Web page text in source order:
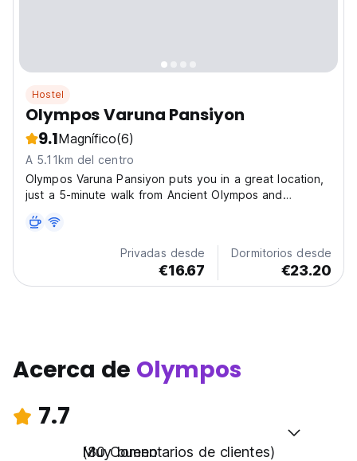
Hostel
Olympos Varuna Pansiyon
9.1Magnífico(6)
A 5.11km del centro
Olympos Varuna Pansiyon puts you in a great location,
just a 5-minute walk from Ancient Olympos and
atmosphere with spacious common areas, a lush
garden, and a welcoming social vibe. Guests can enjoy
Privadas desde
€16.67
Dormitorios desde
€23.20
Acerca de Olympos
7.7
Muy bueno
(80 Comentarios de clientes)